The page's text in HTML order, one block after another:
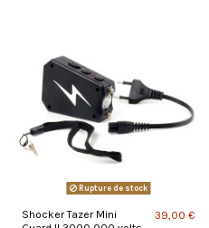
Rupture de stock
Shocker Tazer Mini
39,00 €